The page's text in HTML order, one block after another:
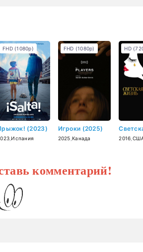
(2023)
,Испания
FHD (1080p)
Игроки (2025)
2025 ,Канада
FHD (1080p)
2016
HD
комментарий!